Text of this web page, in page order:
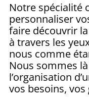
Notre spécialité
personnaliser
faire découvrir
à travers les
nous comme
Nous sommes
l’organisation
vos besoins,